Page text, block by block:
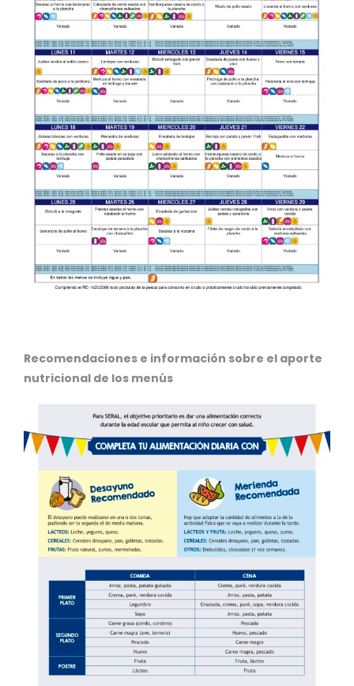
Recomendaciones e información sobre el aporte
nutricional de los menús